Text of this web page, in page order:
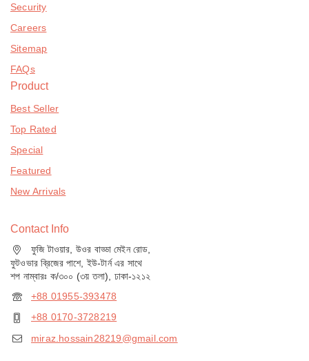
Security
Careers
Sitemap
FAQs
Product
Best Seller
Top Rated
Special
Featured
New Arrivals
Contact Info
ফুজি টাওয়ার, উওর বাড্ডা মেইন রোড,
ফুটওভার ব্রিজের পাশে, ইউ-টার্ন এর সাথে
শপ নাম্বারঃ ক/৩০০ (৩য় তলা), ঢাকা-১২১২
+88 01955-393478
+88 0170-3728219
miraz.hossain28219@gmail.com